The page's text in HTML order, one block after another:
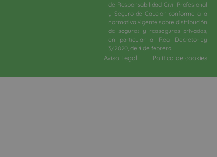
de Responsabilidad Civil Profesional
y Seguro de Caución conforme a la
normativa vigente sobre distribución
de seguros y reaseguros privados,
en particular al Real Decreto-ley
3/2020, de 4 de febrero.​
Aviso Legal Política de cookies